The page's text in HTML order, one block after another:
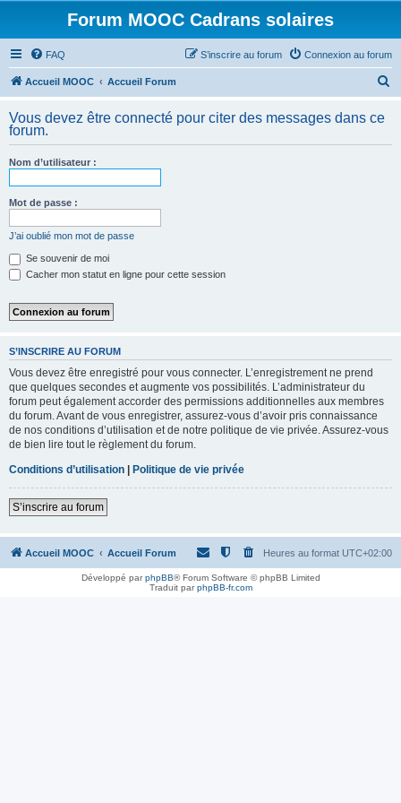
Forum MOOC Cadrans solaires
FAQ Connexion au forum
S’inscrire au forum
Accueil MOOC Accueil Forum
h
Vous devez être connecté pour citer des messages dans ce
forum.
Nom d’utilisateur :
Mot de passe :
J’ai oublié mon mot de passe
Se souvenir de moi
Cacher mon statut en ligne pour cette session
S’INSCRIRE AU FORUM
Vous devez être enregistré pour vous connecter. L’enregistrement ne prend
que quelques secondes et augmente vos possibilités. L’administrateur du
forum peut également accorder des permissions additionnelles aux membres
du forum. Avant de vous enregistrer, assurez-vous d’avoir pris connaissance
de nos conditions d’utilisation et de notre politique de vie privée. Assurez-vous
de bien lire tout le règlement du forum.
Conditions d’utilisation | Politique de vie privée
S’inscrire au forum
Accueil MOOC Accueil Forum Heures au format UTC+02:00
Développé parphpBB® Forum Software © phpBB Limited
Traduit parphpBB-fr.com